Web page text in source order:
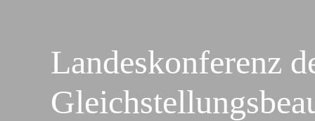
Landeskonferenz